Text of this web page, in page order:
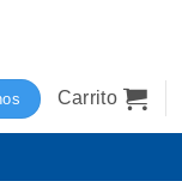
Carrito